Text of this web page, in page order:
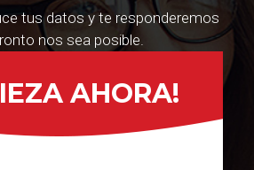
tus datos y te responderemos
nos sea posible.
AHORA!